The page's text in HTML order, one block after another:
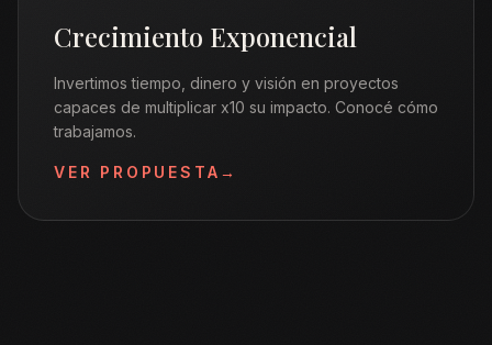
Crecimiento Exponencial
Invertimos tiempo, dinero y visión en proyectos
capaces de multiplicar x10 su impacto. Conocé cómo
trabajamos.
VER PROPUESTA →